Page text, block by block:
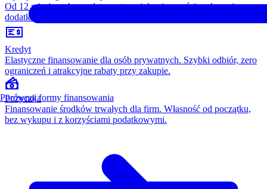
Od 12 miesięcy, bez opłaty wstępnej, konieczności wykupu i
dodatkowych kosztów. Wszystko w cenie raty.
Kredyt
Elastyczne finansowanie dla osób prywatnych. Szybki odbiór, zero
ograniczeń i atrakcyjne rabaty przy zakupie.
Pożyczka
Finansowanie środków trwałych dla firm. Własność od początku,
bez wykupu i z korzyściami podatkowymi.
Porównaj formy finansowania